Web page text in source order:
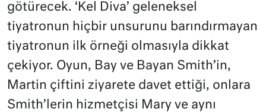
götürecek. ‘Kel Diva’ geleneksel
tiyatronun hiçbir unsurunu barındırmayan
tiyatronun ilk örneği olmasıyla dikkat
çekiyor. Oyun, Bay ve Bayan Smith’in,
Martin çiftini ziyarete davet ettiği, onlara
Smith’lerin hizmetçisi Mary ve aynı